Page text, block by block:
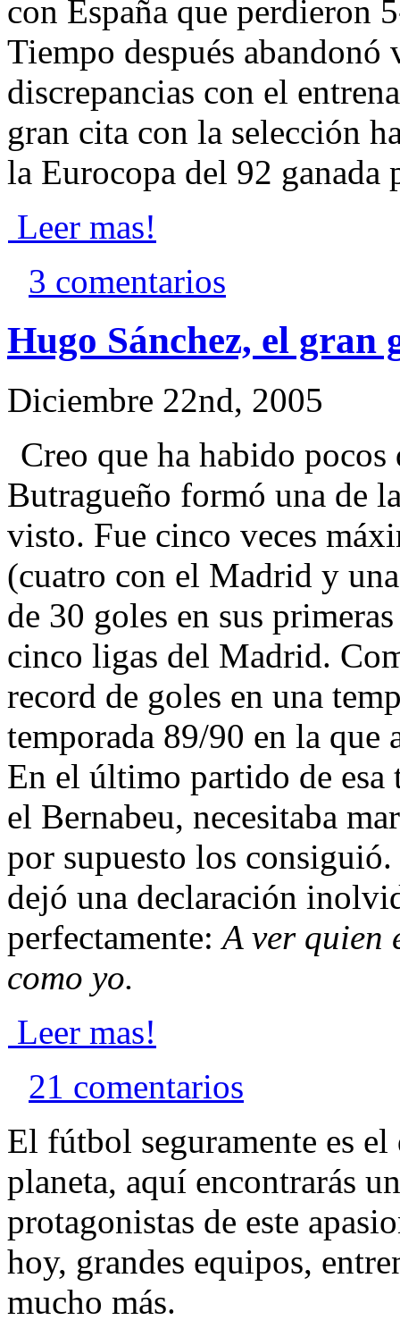
con España que perdieron
Tiempo después
discrepancias con el
gran cita con la selección
la Eurocopa del 92 ganada
Leer mas!
3 comentarios
Hugo Sánchez, el gran
Diciembre 22nd, 2005
Creo que ha habido
Butragueño formó una de
visto. Fue cinco veces
(cuatro con el Madrid y
de 30 goles en sus
cinco ligas del Madrid.
record de goles en una
temporada 89/90 en la que
En el último partido de esa
el Bernabeu, necesitaba
por supuesto los
dejó una declaración
perfectamente:A ver quien
como yo.
Leer mas!
21 comentarios
El fútbol seguramente es
planeta, aquí encontrarás
protagonistas de este
hoy, grandes equipos,
mucho más.